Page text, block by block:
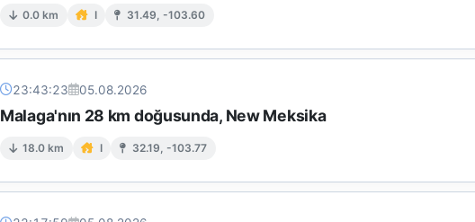
0.0 km I 31.49, -103.60
23:43:23 05.08.2026
Malaga'nın 28 km doğusunda, New Meksika
18.0 km I 32.19, -103.77